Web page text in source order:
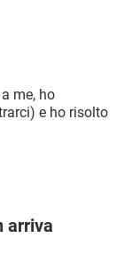
me, ho
e ho risolto
arriva